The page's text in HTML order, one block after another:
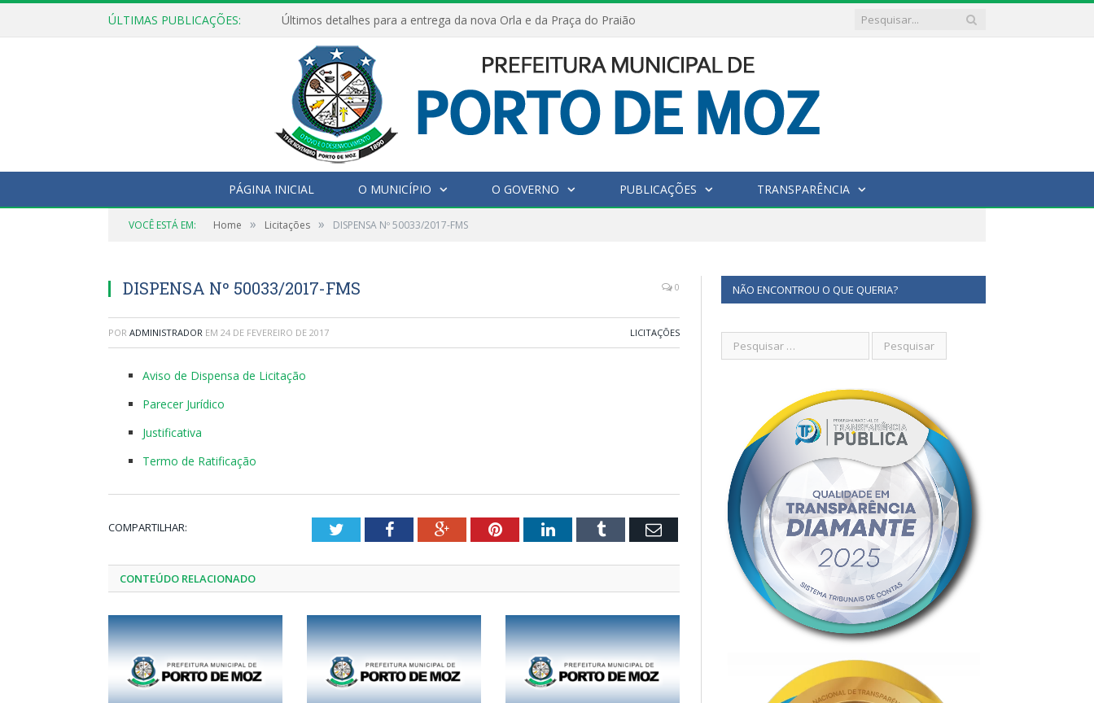
ÚLTIMAS PUBLICAÇÕES: Últimos detalhes para a entrega da nova Orla e da Praça do Praião
PÁGINA INICIAL O MUNICÍPIO O GOVERNO PUBLICAÇÕES TRANSPARÊNCIA
VOCÊ ESTÁ EM: Home » Licitações » DISPENSA Nº 50033/2017-FMS
DISPENSA Nº 50033/2017-FMS 0
POR ADMINISTRADOR EM 24 DE FEVEREIRO DE 2017 LICITAÇÕES
Aviso de Dispensa de Licitação
Parecer Jurídico
Justificativa
Termo de Ratificação
COMPARTILHAR: TwitterFacebookGoogle+PinterestLinkedInTumblr Email
CONTEÚDO RELACIONADO
NÃO ENCONTROU O QUE QUERIA?